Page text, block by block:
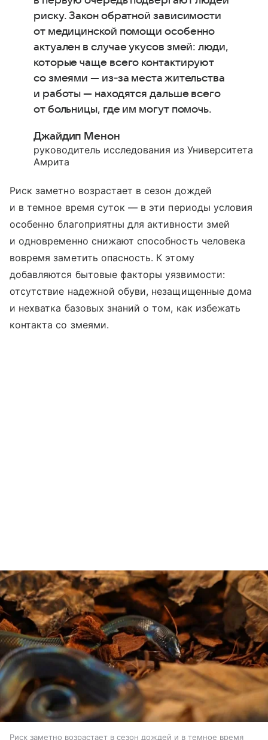
риску. Закон обратной зависимости
от медицинской помощи особенно
актуален в случае укусов змей: люди,
которые чаще всего контактируют
со змеями — из‑за места жительства
и работы — находятся дальше всего
от больницы, где им могут помочь.
Джайдип Менон
руководитель исследования из Университета
Амрита
Риск заметно возрастает в сезон дождей
и в темное время суток — в эти периоды условия
особенно благоприятны для активности змей
и одновременно снижают способность человека
вовремя заметить опасность. К этому
добавляются бытовые факторы уязвимости:
отсутствие надежной обуви, незащищенные дома
и нехватка базовых знаний о том, как избежать
контакта со змеями.
Риск заметно возрастает в сезон дождей и в темное время